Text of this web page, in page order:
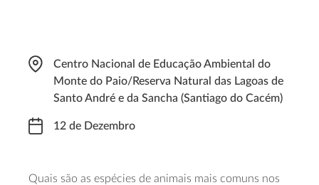
Centro Nacional de Educação Ambiental do
Monte do Paio/Reserva Natural das Lagoas de
Santo André e da Sancha (Santiago do Cacém)
12 de Dezembro
Quais são as espécies de animais mais comuns nos